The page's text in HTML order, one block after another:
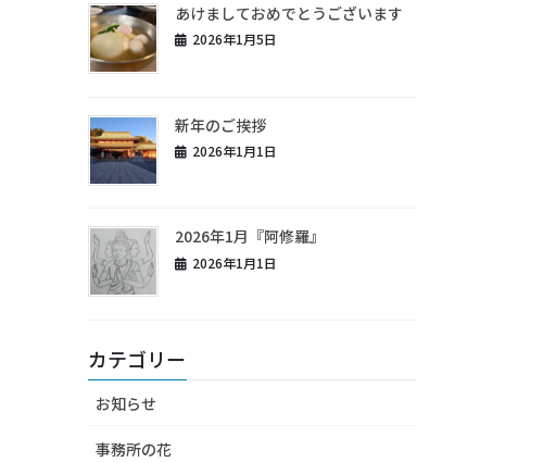
あけましておめでとうございます
2026年1月5日
新年のご挨拶
2026年1月1日
2026年1月『阿修羅』
2026年1月1日
カテゴリー
お知らせ
事務所の花